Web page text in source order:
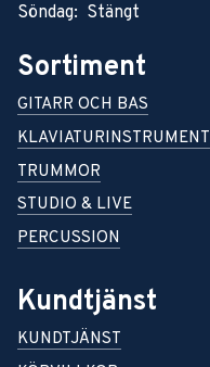
Söndag: Stängt
Sortiment
GITARR OCH BAS
KLAVIATURINSTRUMENT
TRUMMOR
STUDIO & LIVE
PERCUSSION
Kundtjänst
KUNDTJÄNST